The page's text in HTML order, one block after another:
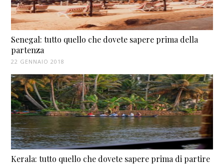
Senegal: tutto quello che dovete sapere prima della
partenza
22 GENNAIO 2018
Kerala: tutto quello che dovete sapere prima di partire